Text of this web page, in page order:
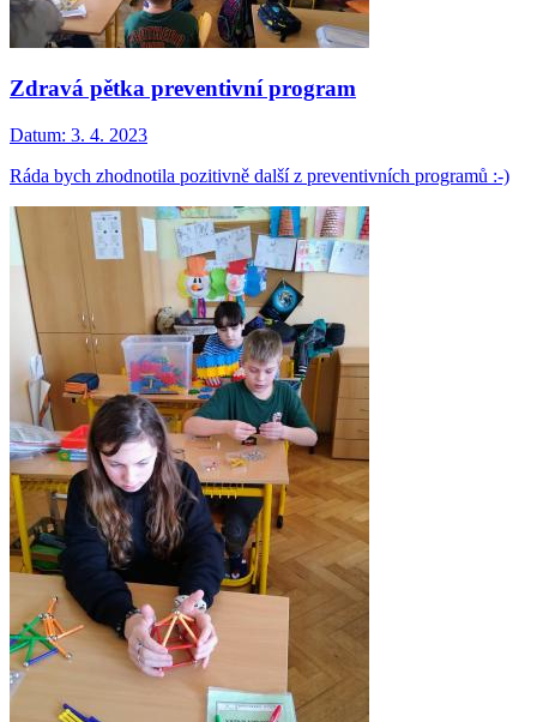
Zdravá pětka preventivní program
Datum: 3. 4. 2023
Ráda bych zhodnotila pozitivně další z preventivních programů :-)